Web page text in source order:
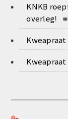
KNKB
overleg!
Kweapraat
Kweapraat